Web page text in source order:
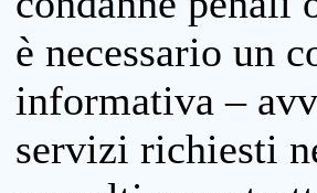
è necessario un
informativa –
servizi richiesti